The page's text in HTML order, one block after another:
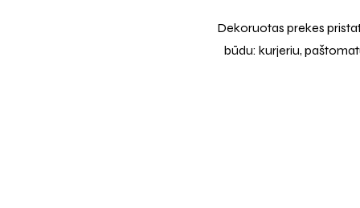
Dekoruotas prekes
būdu: kurjeriu,